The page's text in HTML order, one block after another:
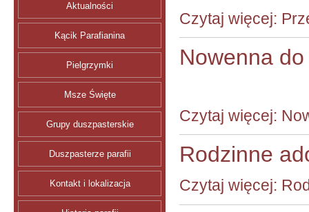
Aktualności
Kącik Parafianina
Pielgrzymki
Msze Święte
Grupy duszpasterskie
Duszpasterze parafii
Kontakt i lokalizacja
Czytaj więcej:
Nowenna
Czytaj więcej:
Rodzinne
Czytaj więcej: